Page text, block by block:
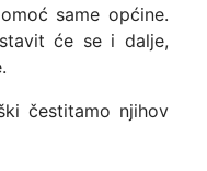
same općine.
će se i dalje,
čestitamo njihov